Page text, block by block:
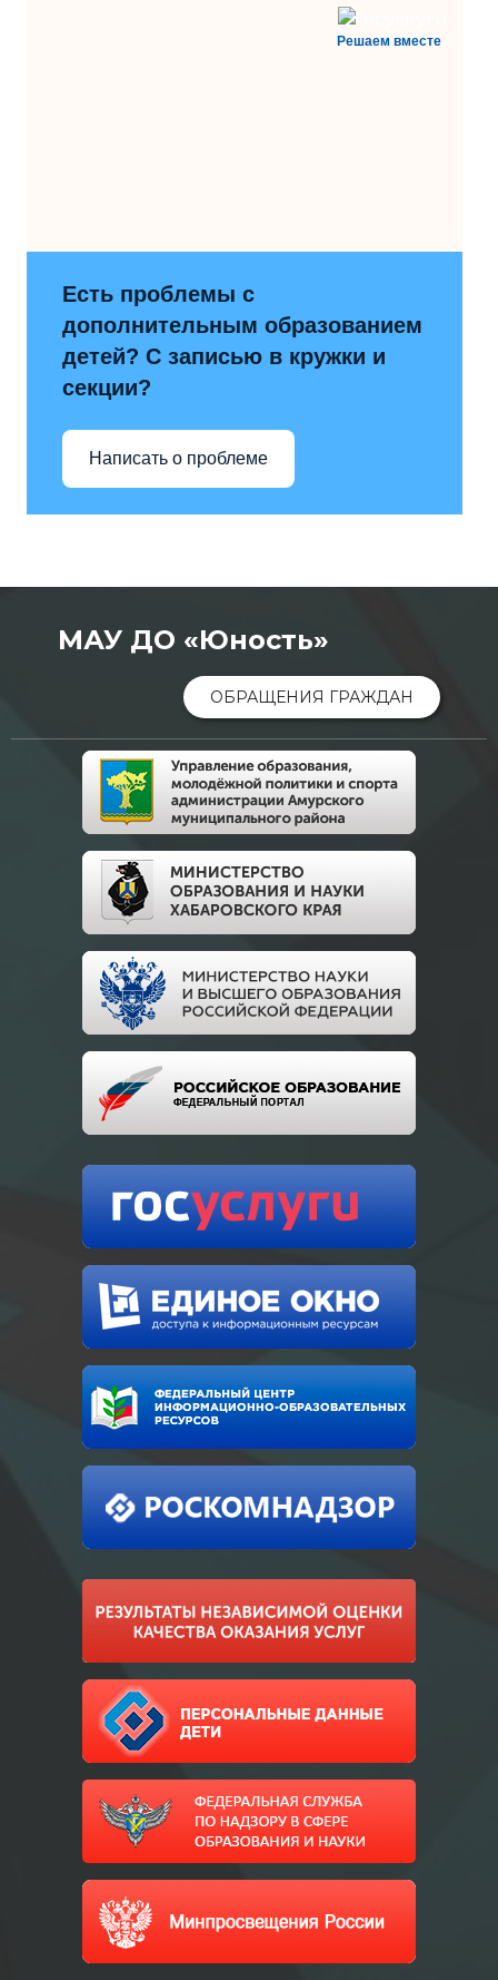
Решаем вместе
Есть проблемы с
дополнительным образованием
детей? С записью в кружки и
секции?
Написать о проблеме
МАУ ДО «Юность»
ОБРАЩЕНИЯ ГРАЖДАН